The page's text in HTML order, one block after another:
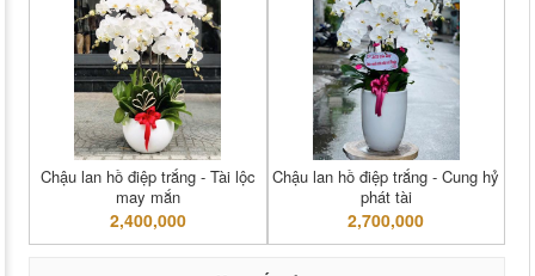
Chậu lan hồ điệp trắng - Tài lộc
may mắn
2,400,000
Chậu lan hồ điệp trắng - Cung hỷ
phát tài
2,700,000